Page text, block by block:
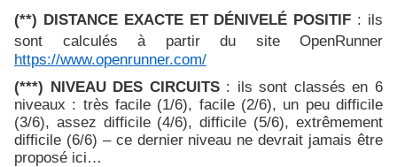
(**) DISTANCE EXACTE ET DÉNIVELÉ POSITIF : ils
sont calculés à partir du site OpenRunner
https://www.openrunner.com/
(***) NIVEAU DES CIRCUITS: ils sont classés en 6
niveaux : très facile (1/6), facile (2/6), un peu difficile
(3/6), assez difficile (4/6), difficile (5/6), extrêmement
difficile (6/6) – ce dernier niveau ne devrait jamais être
proposé ici…